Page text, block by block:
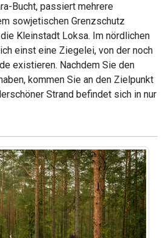
Bucht, passiert mehrere
sowjetischen Grenzschutz
Kleinstadt Loksa. Im nördlichen
einst eine Ziegelei, von der noch
existieren. Nachdem Sie den
kommen Sie an den Zielpunkt
Strand befindet sich in nur